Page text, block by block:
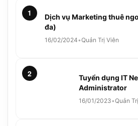
1
Dịch vụ Marketing thuê
đa)
16/02/2024•Quản Trị Viên
2
Tuyển dụng IT
Administrator
16/01/2023•Quản